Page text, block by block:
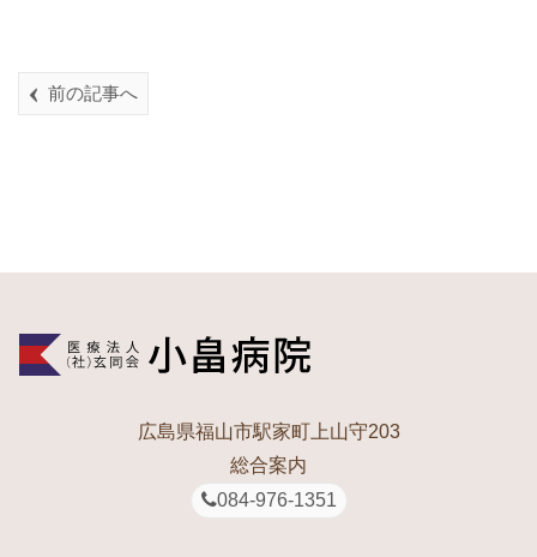
前の記事へ
広島県福山市駅家町上山守203
総合案内
084-976-1351